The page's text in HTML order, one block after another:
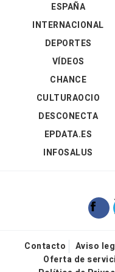
ESPAÑA
INTERNACIONAL
DEPORTES
VÍDEOS
CHANCE
CULTURAOCIO
DESCONECTA
EPDATA.ES
INFOSALUS
Contacto Aviso
Oferta de